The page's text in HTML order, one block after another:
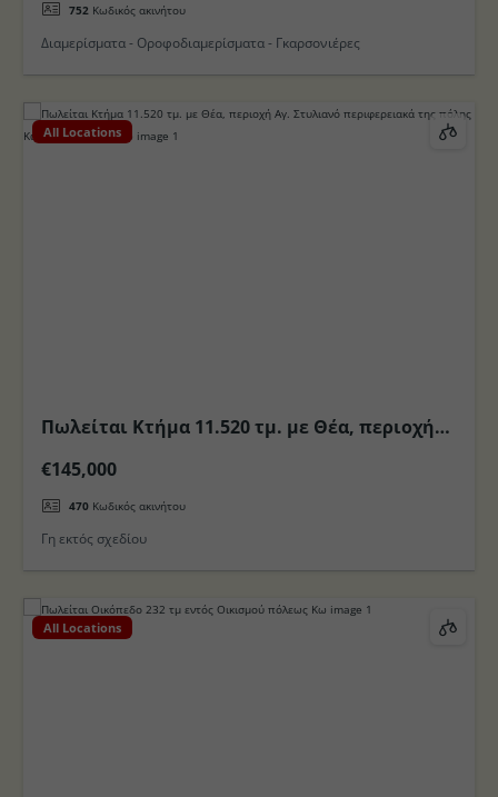
752 Κωδικός ακινήτου
Διαμερίσματα - Οροφοδιαμερίσματα - Γκαρσονιέρες
All Locations
Πωλείται Κτήμα 11.520 τμ. με Θέα, περιοχή
στο Νησί της Κω
€145,000
470 Κωδικός ακινήτου
Γη εκτός σχεδίου
All Locations